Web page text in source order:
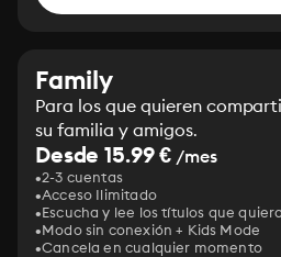
Family
Para los que quieren
su familia y amigos.
Desde 15.99 € /mes
2-3 cuentas
Acceso Ilimitado
Escucha y lee los títulos que
Modo sin conexión + Kids Mode
Cancela en cualquier momento